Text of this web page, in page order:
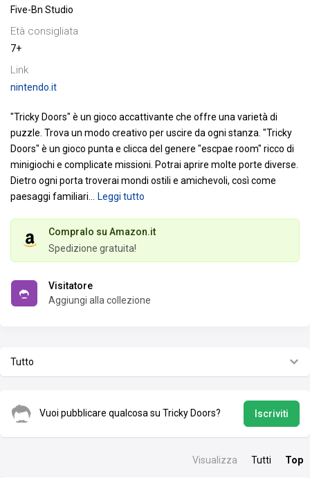
Five-Bn Studio
Età consigliata
7+
Link
nintendo.it
"Tricky Doors" è un gioco accattivante che offre una varietà di
puzzle. Trova un modo creativo per uscire da ogni stanza. "Tricky
Doors" è un gioco punta e clicca del genere "escpae room" ricco di
minigiochi e complicate missioni. Potrai aprire molte porte diverse.
Dietro ogni porta troverai mondi ostili e amichevoli, così come
paesaggi familiari
Leggi tutto
Compralo su Amazon.it
Spedizione gratuita!
Visitatore
Aggiungi alla collezione
Tutto
Vuoi pubblicare qualcosa su Tricky Doors? Iscriviti
Visualizza Tutti Top